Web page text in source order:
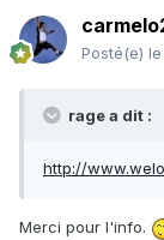
Posté(e)
rage a dit :
http://
Merci pour l'info.